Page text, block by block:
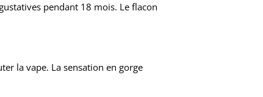
pendant 18 mois. Le flacon
la vape. La sensation en gorge